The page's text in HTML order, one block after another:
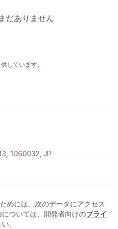
だありません
しています。
1060032, JP
めには、次のデータにアクセス
ついては、開発者向けのプライ
。